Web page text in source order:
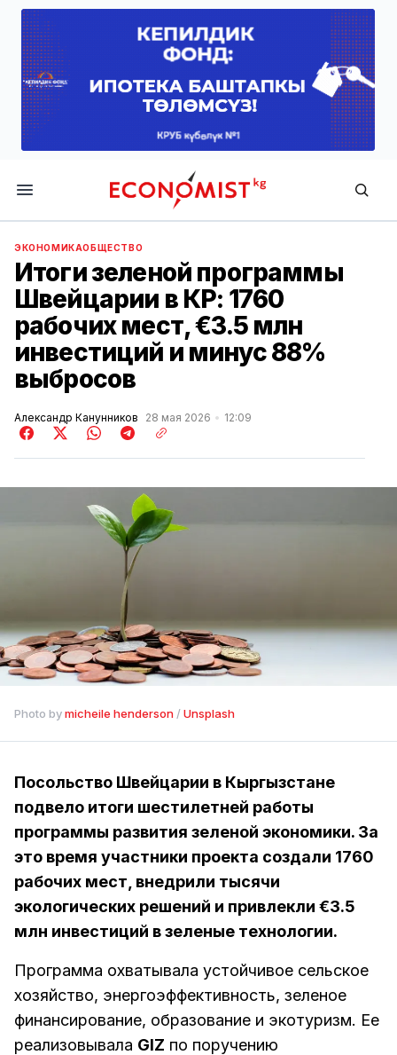
Economist.kg
ЭКОНОМИКАОБЩЕСТВО
Итоги зеленой программы
Швейцарии в КР: 1760
рабочих мест, €3.5 млн
инвестиций и минус 88%
выбросов
Александр Канунников 28 мая 2026 12:09
Photo by micheile henderson / Unsplash
Посольство Швейцарии в Кыргызстане
подвело итоги шестилетней работы
программы развития зеленой экономики. За
это время участники проекта создали 1760
рабочих мест, внедрили тысячи
экологических решений и привлекли €3.5
млн инвестиций в зеленые технологии.
Программа охватывала устойчивое сельское
хозяйство, энергоэффективность, зеленое
финансирование, образование и экотуризм. Ее
реализовывала GIZ по поручению